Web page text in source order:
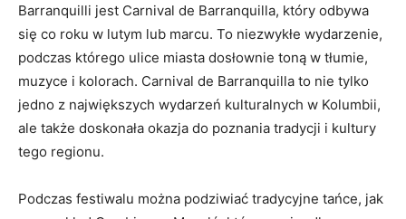
Barranquilli jest ⁣Carnival de ‌Barranquilla, ⁤który odbywa
się co roku‌ w ⁢lutym lub ‍marcu. To niezwykłe⁣ wydarzenie,
podczas którego ulice‍ miasta dosłownie toną w tłumie,
muzyce i kolorach. Carnival de ‍Barranquilla⁣ to nie tylko
jedno​ z największych wydarzeń kulturalnych‍ w ‍Kolumbii,
ale⁢ także ⁤doskonała okazja do poznania⁤ tradycji i kultury
tego‌ regionu.
Podczas festiwalu można​ podziwiać tradycyjne tańce, jak